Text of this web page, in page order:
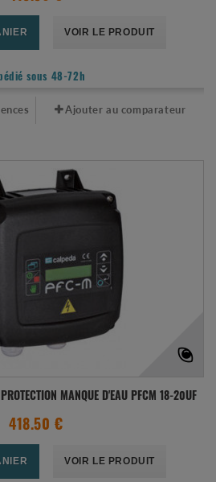
VOIR LE PRODUIT
sous 48-72h
Ajouter au comparateur
MANQUE D'EAU PFCM 18-20UF
418.50 €
VOIR LE PRODUIT